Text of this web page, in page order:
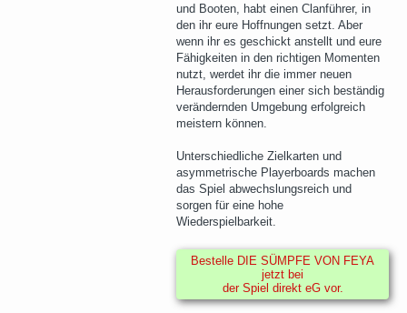
und Booten, habt einen Clanführer, in
den ihr eure Hoffnungen setzt. Aber
wenn ihr es geschickt anstellt und eure
Fähigkeiten in den richtigen Momenten
nutzt, werdet ihr die immer neuen
Herausforderungen einer sich beständig
verändernden Umgebung erfolgreich
meistern können.
Unterschiedliche Zielkarten und
asymmetrische Playerboards machen
das Spiel abwechslungsreich und
sorgen für eine hohe
Wiederspielbarkeit.
Bestelle DIE SÜMPFE VON FEYA
jetzt bei
der Spiel direkt eG vor.